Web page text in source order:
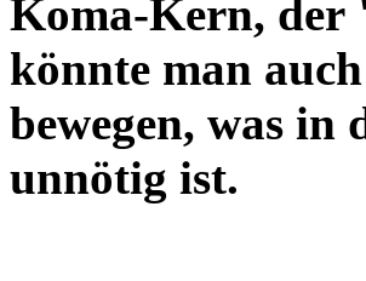
Koma-Kern, der
könnte man
bewegen, was in
unnötig